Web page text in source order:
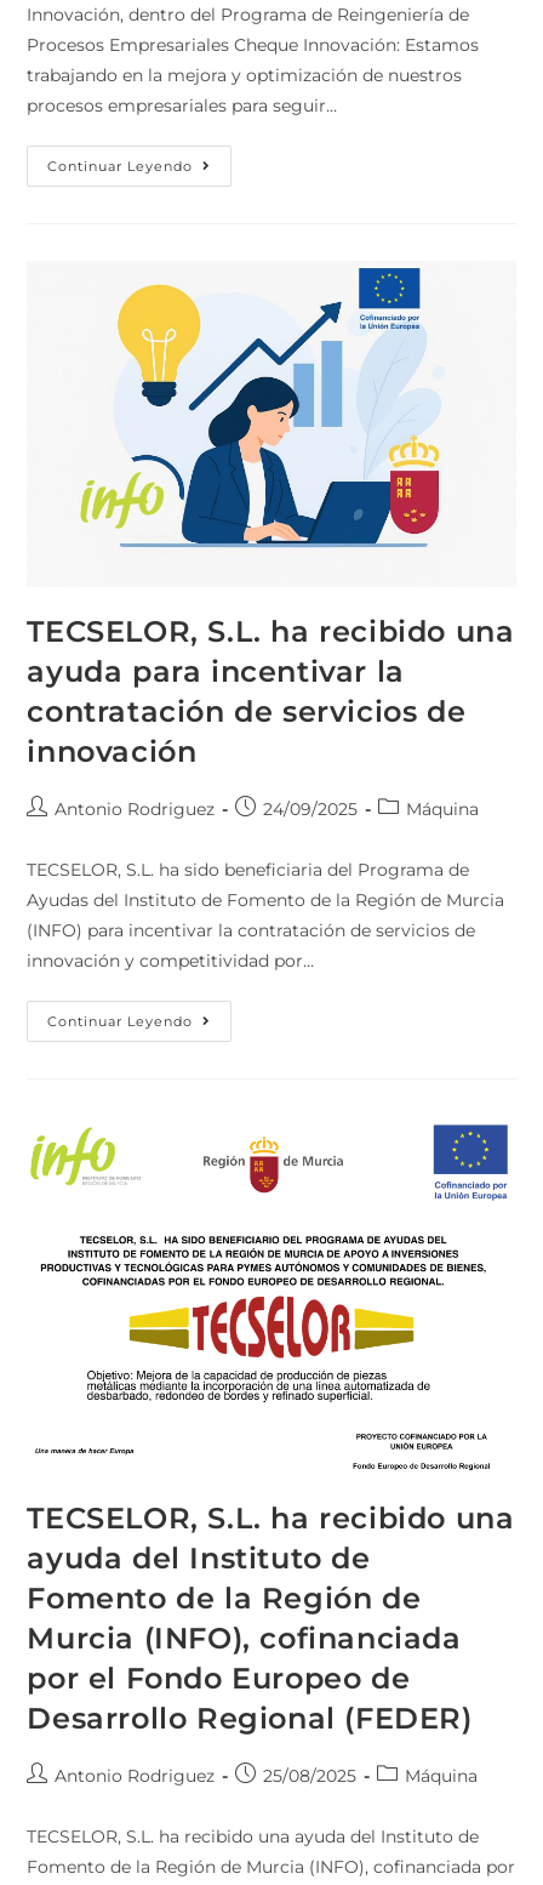
Innovación, dentro del Programa de Reingeniería de
Procesos Empresariales Cheque Innovación: Estamos
trabajando en la mejora y optimización de nuestros
procesos empresariales para seguir…
Continuar Leyendo
TECSELOR, S.L. ha recibido una
ayuda para incentivar la
contratación de servicios de
innovación
Antonio Rodriguez 24/09/2025 Máquina
TECSELOR, S.L. ha sido beneficiaria del Programa de
Ayudas del Instituto de Fomento de la Región de Murcia
(INFO) para incentivar la contratación de servicios de
innovación y competitividad por…
Continuar Leyendo
TECSELOR, S.L. ha recibido una
ayuda del Instituto de
Fomento de la Región de
Murcia (INFO), cofinanciada
por el Fondo Europeo de
Desarrollo Regional (FEDER)
Antonio Rodriguez 25/08/2025 Máquina
TECSELOR, S.L. ha recibido una ayuda del Instituto de
Fomento de la Región de Murcia (INFO), cofinanciada por